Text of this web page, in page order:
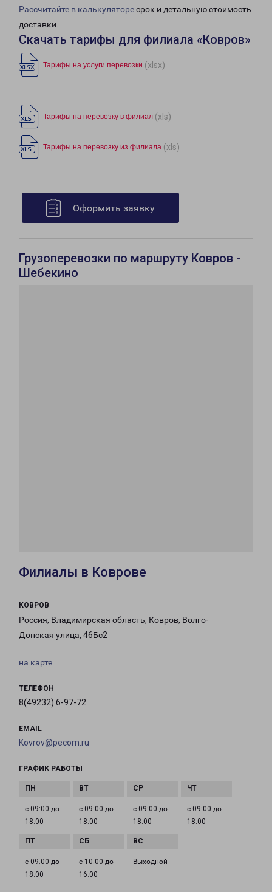
Рассчитайте в калькуляторесрок и детальную стоимость
доставки.
Скачать тарифы для филиала «Ковров»
Тарифы на услуги перевозки (xlsx)
Тарифы на перевозку в филиал (xls)
Тарифы на перевозку из филиала (xls)
Оформить заявку
Грузоперевозки по маршруту Ковров -
Шебекино
Филиалы в Коврове
КОВРОВ
Россия, Владимирская область, Ковров, Волго-
Донская улица, 46Бс2
на карте
ТЕЛЕФОН
8(49232) 6-97-72
EMAIL
Kovrov@pecom.ru
ГРАФИК РАБОТЫ
с 09:00 до
18:00
с 09:00 до
18:00
с 09:00 до
18:00
с 09:00 до
18:00
с 09:00 до
18:00
с 10:00 до
16:00
Выходной